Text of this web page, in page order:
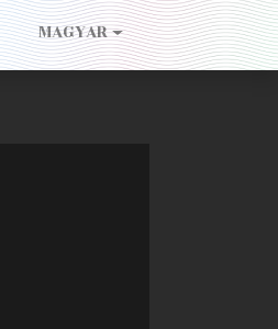
MAGYAR